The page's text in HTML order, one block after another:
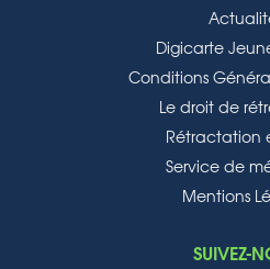
Digicarte
Conditions
Le droit de
Rétractation
Service de
Mentions
SUIVEZ-